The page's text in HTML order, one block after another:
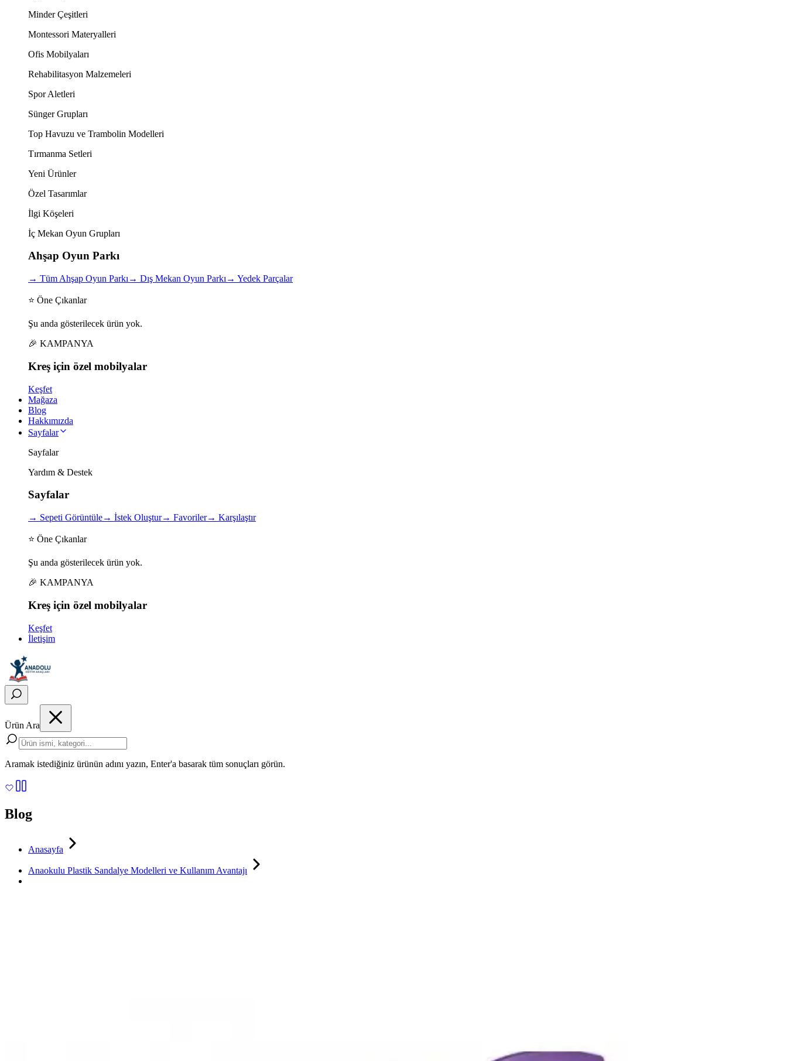
Minder Çeşitleri
Montessori Materyalleri
Ofis Mobilyaları
Rehabilitasyon Malzemeleri
Spor Aletleri
Sünger Grupları
Top Havuzu ve Trambolin Modelleri
Tırmanma Setleri
Yeni Ürünler
Özel Tasarımlar
İlgi Köşeleri
İç Mekan Oyun Grupları
Ahşap Oyun Parkı
→ Tüm Ahşap Oyun Parkı → Dış Mekan Oyun Parkı → Yedek Parçalar
⭐ Öne Çıkanlar
Şu anda gösterilecek ürün yok.
🎉 KAMPANYA
Kreş için özel mobilyalar
Keşfet
Mağaza
Blog
Hakkımızda
Sayfalar
Sayfalar
Yardım & Destek
Sayfalar
→ Sepeti Görüntüle→ İstek Oluştur→ Favoriler→ Karşılaştır
⭐ Öne Çıkanlar
Şu anda gösterilecek ürün yok.
🎉 KAMPANYA
Kreş için özel mobilyalar
Keşfet
İletişim
Ürün Ara
Aramak istediğiniz ürünün adını yazın, Enter'a basarak tüm sonuçları görün.
Blog
Anasayfa
Anaokulu Plastik Sandalye Modelleri ve Kullanım Avantajı